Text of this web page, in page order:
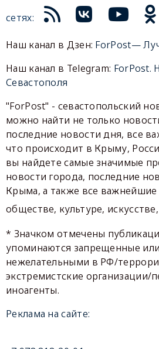
сетях:
Наш канал в Дзен: ForPost—
Наш канал в Telegram: ForPost.
Севастополя
"ForPost" - севастопольский
можно найти не только
последние новости дня, все
что происходит в Крыму,
вы найдете самые значимые
новости города, последние
Крыма, а также все важнейшие
обществе, культуре,
* Значком отмечены
упоминаются запрещенные
нежелательными в РФ/
экстремистские организации/
иноагенты.
Реклама на сайте: